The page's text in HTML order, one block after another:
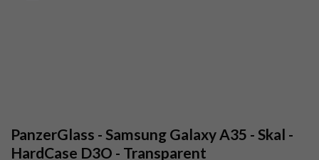
PanzerGlass - Samsung Galaxy A35 - Skal -
HardCase D3O - Transparent